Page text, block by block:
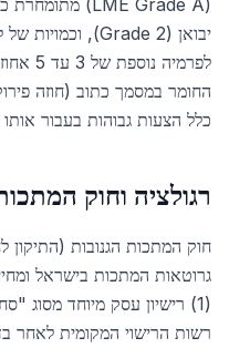
החומר במסמך כתוב (חוזה
כלל הצעות גבוהות בעבור
רגולציה וחוק
גרוטאות המתכות בישראל
(1) רישיון עסק מיוחד מסוג
רשות הרישוי המקומית לאחר